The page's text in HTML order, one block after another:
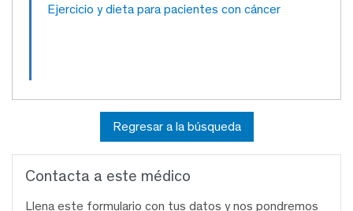
Ejercicio y dieta para pacientes con cáncer
Regresar a la búsqueda
Contacta a este médico
Llena este formulario con tus datos y nos pondremos